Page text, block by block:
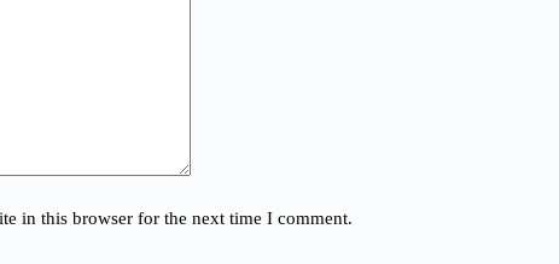
in this browser for the next time I comment.